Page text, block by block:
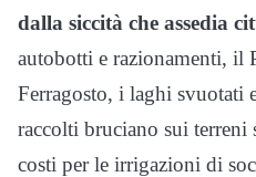
dalla siccità che assedia
autobotti e razionamenti, il
Ferragosto, i laghi svuotati
raccolti bruciano sui terreni
costi per le irrigazioni di